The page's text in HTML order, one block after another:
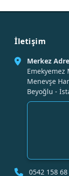
İletişim
Merkez
Emekyemez
Menevşe
Beyoğlu -
0542 158